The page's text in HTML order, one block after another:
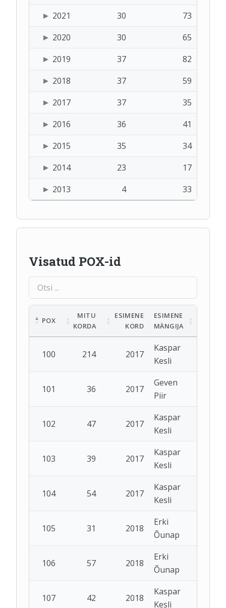
2021
30
73
2020
30
65
2019
37
82
2018
37
59
2017
37
35
2016
36
41
2015
35
34
2014
23
17
2013
4 33
Visatud POX-id
POX
MITU
KORDA
ESIMENE
KORD
ESIMENE
MÄNGIJA
100 214 2017
Kaspar
Kesli
101 36 2017
Geven
Piir
102 47 2017
Kaspar
Kesli
103 39 2017
Kaspar
Kesli
104 54 2017
Kaspar
Kesli
105 31 2018
Erki
Õunap
106 57 2018
Erki
Õunap
107 42 2018
Kaspar
Kesli